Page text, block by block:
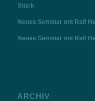
Stück
Neues Seminar mit Ralf
Neues Seminar mit Ralf
ARCHIV